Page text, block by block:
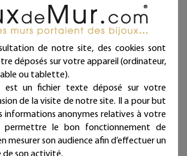
ou un autocollant, nos écritures en fil
du relief à vos murs et sont
repositionnables à l'infini !
et si les murs portaient des bijoux...
technique
de notre site, des cookies sont
déposés sur votre appareil (ordinateur,
ou tablette).
est un fichier texte déposé sur votre
de la visite de notre site. Il a pour but
informations anonymes relatives à votre
permettre le bon fonctionnement de
mesurer son audience afin d’effectuer un
son activité.